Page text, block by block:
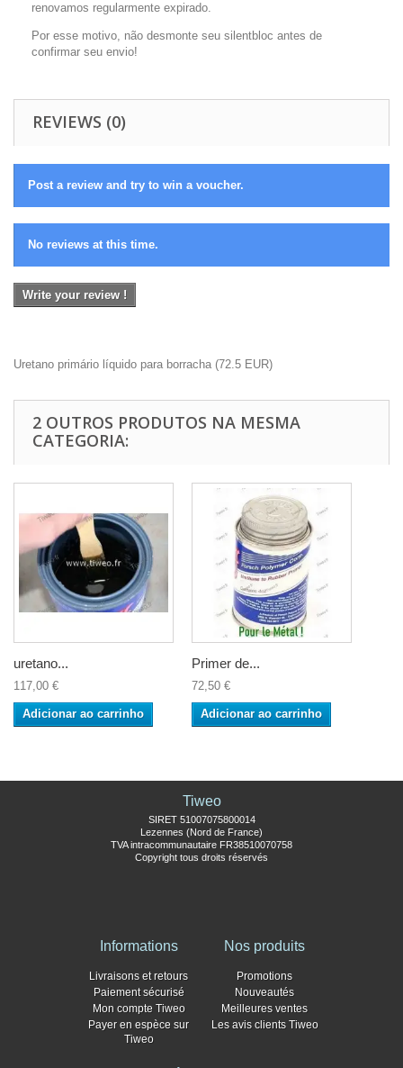
renovamos regularmente expirado.
Por esse motivo, não desmonte seu silentbloc antes de
confirmar seu envio!
REVIEWS (0)
Post a review and try to win a voucher.
No reviews at this time.
Write your review !
Uretano primário líquido para borracha (72.5 EUR)
2 OUTROS PRODUTOS NA MESMA
CATEGORIA:
uretano...
117,00 €
Adicionar ao carrinho
Primer de...
72,50 €
Adicionar ao carrinho
Tiweo
SIRET 51007075800014
Lezennes (Nord de France)
TVA intracommunautaire FR38510070758
Copyright tous droits réservés
Informations
Livraisons et retours
Paiement sécurisé
Mon compte Tiweo
Payer en espèce sur
Tiweo
Nos produits
Promotions
Nouveautés
Meilleures ventes
Les avis clients Tiweo